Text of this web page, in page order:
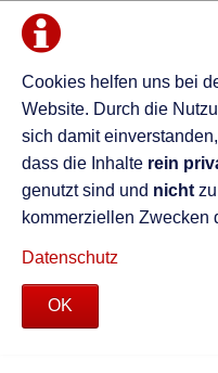
Cookies helfen uns bei
Website. Durch die
sich damit
dass die Inhalte rein
genutzt sind und nicht
kommerziellen Zwecken
Datenschutz
OK